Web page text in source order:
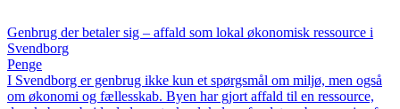
Genbrug der betaler sig – affald som lokal økonomisk ressource i
Svendborg
Penge
I Svendborg er genbrug ikke kun et spørgsmål om miljø, men også
om økonomi og fællesskab. Byen har gjort affald til en ressource,